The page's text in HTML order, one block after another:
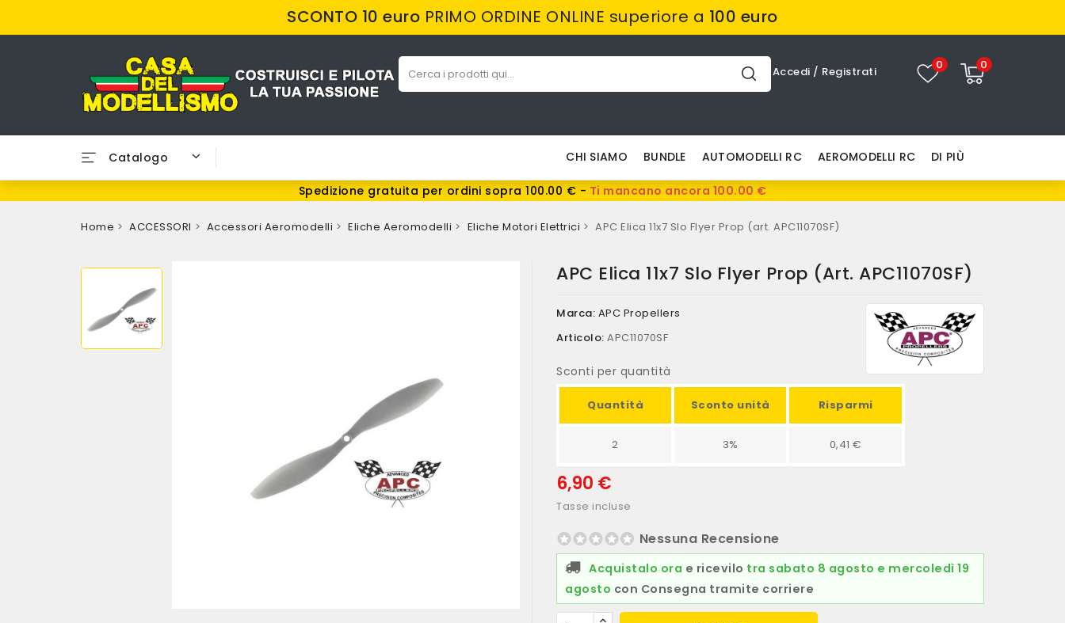
SCONTO 10 euro PRIMO ORDINE ONLINE superiore a 100 euro
0
0
Accedi / Registrati
Catalogo CHI SIAMO BUNDLE AUTOMODELLI RC AEROMODELLI RC DI PIÙ
Spedizione gratuita per ordini sopra 100.00 € - Ti mancano ancora 100.00 €
Home ACCESSORI Accessori Aeromodelli Eliche Aeromodelli Eliche Motori Elettrici APC Elica 11x7 Slo Flyer Prop (art. APC11070SF)
APC Elica 11x7 Slo Flyer Prop (art. APC11070SF)
Marca: APC Propellers
Articolo: APC11070SF
Sconti per quantità
Quantità Sconto unità Risparmi
2 3% 0,41 €
6,90 €
Tasse incluse
Nessuna Recensione
Acquistalo ora e ricevilo tra sabato 8 agosto e mercoledì 19
agosto con Consegna tramite corriere